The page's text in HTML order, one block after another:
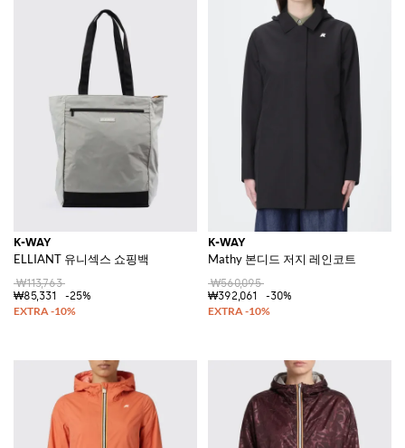
K-WAY
ELLIANT 유니섹스 쇼핑백
₩113,763
₩85,331
-25%
K-WAY
Mathy 본디드 저지 레인코트
₩560,095
₩392,061
-30%